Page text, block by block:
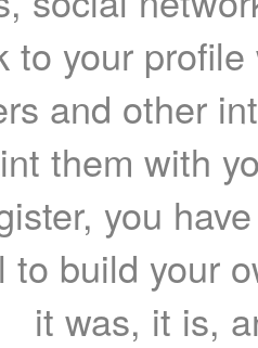
to your
and other
them with
you
to build your
it was, it is,